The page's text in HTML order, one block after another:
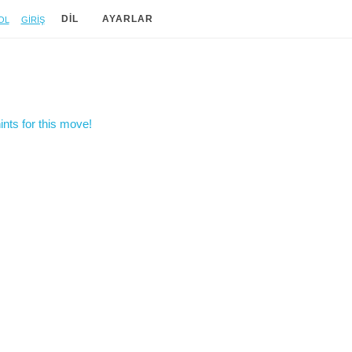
Giriş DIL AYARLAR
for this move!